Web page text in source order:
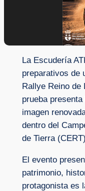
La Escudería
preparativos de
Rallye Reino de
prueba
imagen
dentro del
de Tierra
El evento
patrimonio,
protagonista es